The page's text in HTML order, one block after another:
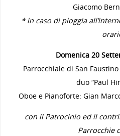
Giacomo
* in caso di pioggia
Domenica 20
Parrocchiale di San
duo “Paul
Oboe e Pianoforte: Gian
con il Patrocinio ed il
Parrocchie